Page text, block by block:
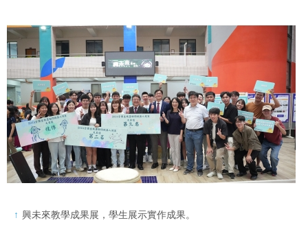
興未來教學成果展，學生展示實作成果。